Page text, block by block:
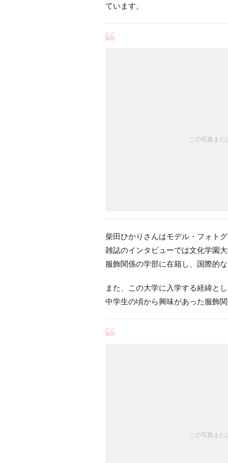
ています。
この写真ま
柴田ひかりさんはモデル・フォト
雑誌のインタビューでは文化学園
服飾関係の学部に在籍し、国際的
また、この大学に入学する経緯と
中学生の頃から興味があった服飾
この写真ま